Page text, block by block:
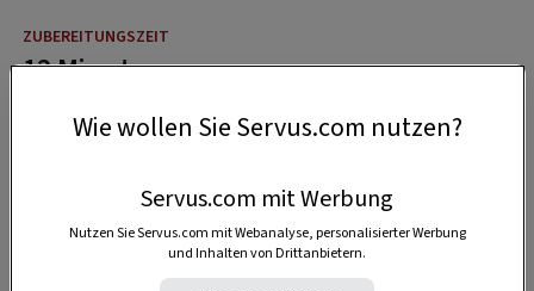
12 Minuten
Wie wollen Sie Servus.com nutzen?
Servus.com mit Werbung
Nutzen Sie Servus.com mit Webanalyse, personalisierter Werbung
und Inhalten von Drittanbietern.